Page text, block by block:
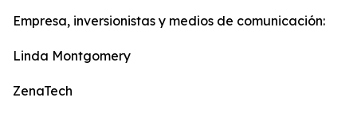
Empresa, inversionistas y medios de comunicación:
Linda Montgomery
ZenaTech